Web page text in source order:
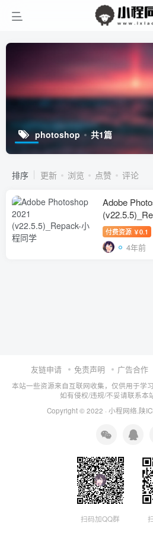
photoshop 共1篇
排序 更新 浏览 点赞 评论
Adobe
付费资源 ￥0.1
4年前
友链申请 免责声明 广告合作
本站一些资源来自互联网收集，仅供用于学
如有侵权/违规/不妥请联系本
Copyright © 2022 · 小程网络 陕
扫码加QQ群